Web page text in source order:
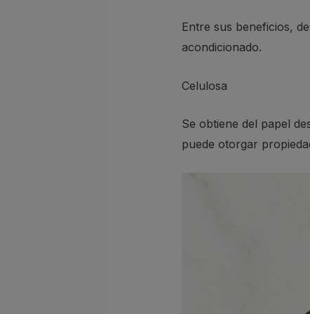
Entre sus beneficios,
acondicionado.
Celulosa
Se obtiene del papel
puede otorgar